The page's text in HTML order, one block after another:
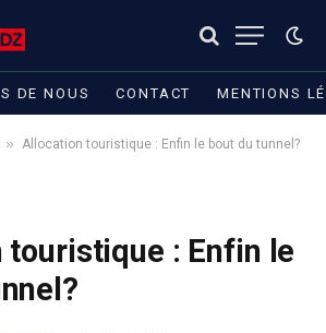
DE NOUS CONTACT MENTIONS
» Allocation touristique : Enfin le bout du tunnel?
: Enfin le